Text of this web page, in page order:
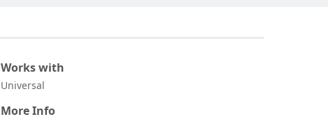
Works with
Universal
More Info